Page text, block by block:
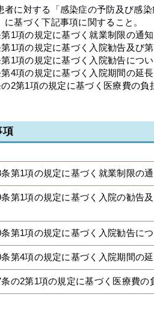
者に対する「感染症の予防及び感
に基づく下記事項に関すること。
1項の規定に基づく就業制限の通
1項の規定に基づく入院勧告及び
1項の規定に基づく入院勧告につ
4項の規定に基づく入院期間の延
2第1項の規定に基づく医療費の負
第1項の規定に基づく就業制限の
第1項の規定に基づく入院の勧告
第1項の規定に基づく入院勧告につ
第4項の規定に基づく入院期間の延
の2第1項の規定に基づく医療費の